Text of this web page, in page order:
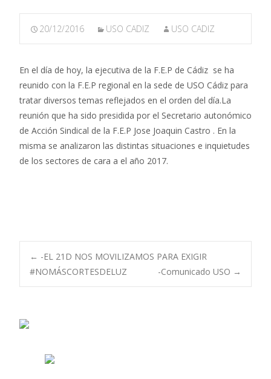
20/12/2016 USO CADIZ USO CADIZ
En el día de hoy, la ejecutiva de la F.E.P de Cádiz se ha
reunido con la F.E.P regional en la sede de USO Cádiz para
tratar diversos temas reflejados en el orden del día.La
reunión que ha sido presidida por el Secretario autonómico
de Acción Sindical de la F.E.P Jose Joaquin Castro . En la
misma se analizaron las distintas situaciones e inquietudes
de los sectores de cara a el año 2017.
Navegación
← -EL 21D NOS MOVILIZAMOS PARA EXIGIR
#NOMÁSCORTESDELUZ
-Comunicado USO →